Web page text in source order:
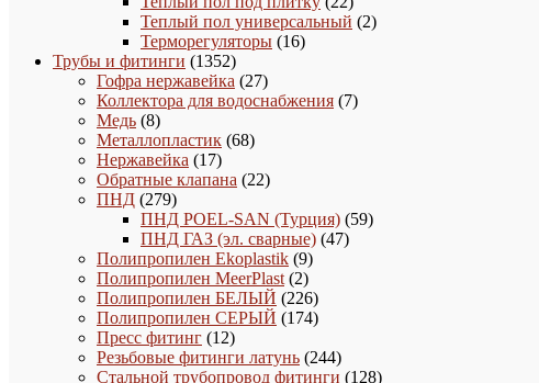
товара
Теплый пол универсальный 22
Терморегуляторы 1616
Трубы и фитинги 13521352
товара
Гофра нержавейка 2727
товаров
Коллектора для водоснабжения 77
Медь 88
товаров
Металлопластик 6868
Нержавейка 1717
товаров
Обратные клапана 2222
ПНД 279279
товаров
ПНД POEL-SAN (Турция) 5959
ПНД ГАЗ (эл. сварные) 4747
Полипропилен Ekoplastik 99
товаров
Полипропилен MeerPlast 22
товара
Полипропилен БЕЛЫЙ 226226
товаров
Полипропилен СЕРЫЙ 174174
Пресс фитинг 1212
товаров
Резьбовые фитинги латунь 244244
товара
Стальной трубопровод фитинги 128128